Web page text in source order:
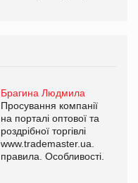
Брагина Людмила
Просування компанії
на порталі оптової та
роздрібної торгівлі
www.trademaster.ua.
правила. Особливості.